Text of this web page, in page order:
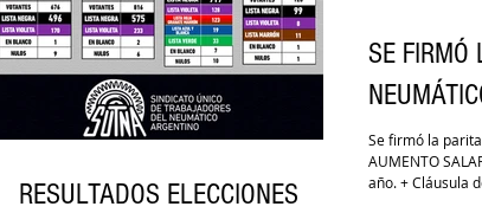
RESULTADOS ELECCIONES
SE FIRMÓ
Se firmó la
AUMENTO
año. + Cláusula